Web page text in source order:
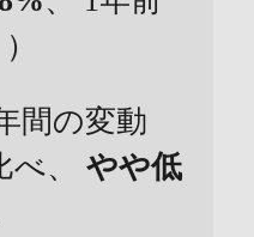
）
間の変動
、
やや低